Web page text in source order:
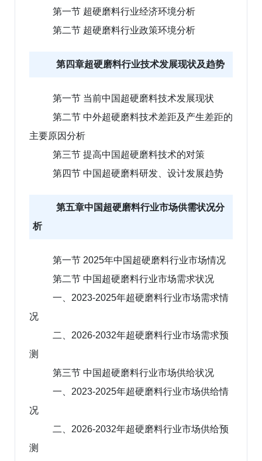
第一节 超硬磨料行业经济环境分析
第二节 超硬磨料行业政策环境分析
第四章超硬磨料行业技术发展现状及趋势
第一节 当前中国超硬磨料技术发展现状
第二节 中外超硬磨料技术差距及产生差距的
主要原因分析
第三节 提高中国超硬磨料技术的对策
第四节 中国超硬磨料研发、设计发展趋势
第五章中国超硬磨料行业市场供需状况分
析
第一节 2025年中国超硬磨料行业市场情况
第二节 中国超硬磨料行业市场需求状况
一、2023-2025年超硬磨料行业市场需求情
况
二、2026-2032年超硬磨料行业市场需求预
测
第三节 中国超硬磨料行业市场供给状况
一、2023-2025年超硬磨料行业市场供给情
况
二、2026-2032年超硬磨料行业市场供给预
测